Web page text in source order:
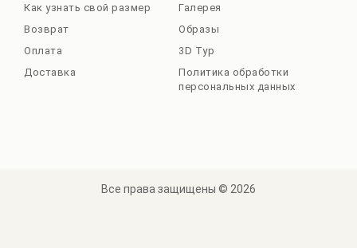
Как узнать свой размер
Возврат
Оплата
Доставка
Галерея
Образы
3D Тур
Политика обработки
персональных данных
Все права защищены © 2026